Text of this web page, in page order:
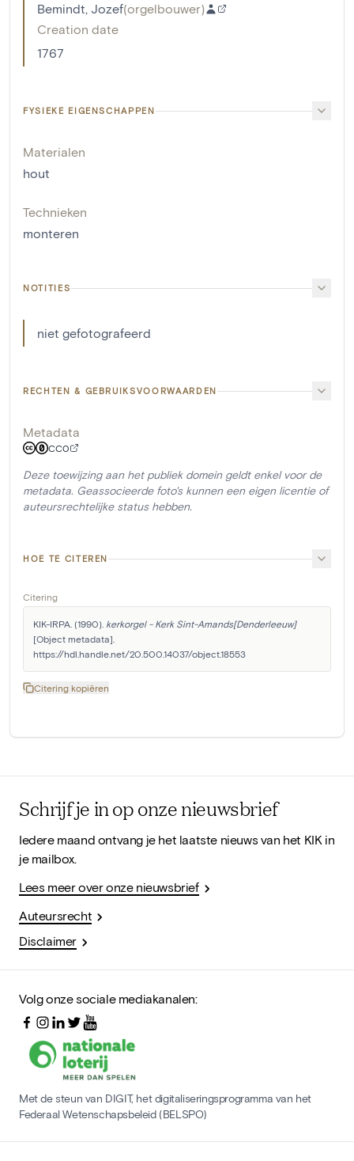
Bemindt, Jozef(orgelbouwer)
Creation date
1767
FYSIEKE EIGENSCHAPPEN
Materialen
hout
Technieken
monteren
NOTITIES
niet gefotografeerd
RECHTEN & GEBRUIKSVOORWAARDEN
Metadata
CC0
Deze toewijzing aan het publiek domein geldt enkel voor de
metadata. Geassocieerde foto's kunnen een eigen licentie of
auteursrechtelijke status hebben.
HOE TE CITEREN
Citering
KIK-IRPA. (1990). kerkorgel - Kerk Sint-Amands[Denderleeuw]
[Object metadata].
https://hdl.handle.net/20.500.14037/object.18553
Citering kopiëren
Schrijf je in op onze nieuwsbrief
Iedere maand ontvang je het laatste nieuws van het KIK in
je mailbox.
Lees meer over onze nieuwsbrief
Auteursrecht
Disclaimer
Volg onze sociale mediakanalen:
Met de steun van DIGIT, het digitaliseringsprogramma van het
Federaal Wetenschapsbeleid (BELSPO)